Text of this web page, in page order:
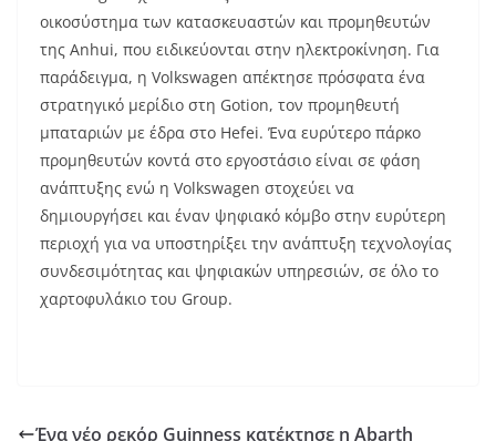
οικοσύστημα των κατασκευαστών και προμηθευτών
της Anhui, που ειδικεύονται στην ηλεκτροκίνηση. Για
παράδειγμα, η Volkswagen απέκτησε πρόσφατα ένα
στρατηγικό μερίδιο στη Gotion, τον προμηθευτή
μπαταριών με έδρα στο Hefei. Ένα ευρύτερο πάρκο
προμηθευτών κοντά στο εργοστάσιο είναι σε φάση
ανάπτυξης ενώ η Volkswagen στοχεύει να
δημιουργήσει και έναν ψηφιακό κόμβο στην ευρύτερη
περιοχή για να υποστηρίξει την ανάπτυξη τεχνολογίας
συνδεσιμότητας και ψηφιακών υπηρεσιών, σε όλο το
χαρτοφυλάκιο του Group.
Ένα νέο ρεκόρ Guinness κατέκτησε η Abarth